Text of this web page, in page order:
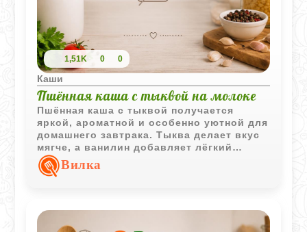
1,51K 0 0
Каши
Пшённая каша с тыквой на молоке
Пшённая каша с тыквой получается
яркой, ароматной и особенно уютной для
домашнего завтрака. Тыква делает вкус
мягче, а ванилин добавляет лёгкий
сладкий аромат.
Вилка